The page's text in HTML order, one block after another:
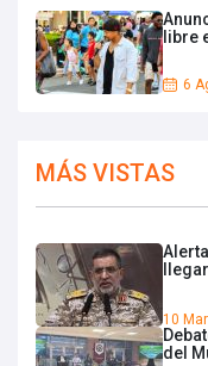
libre
6
MÁS VISTAS
10
del